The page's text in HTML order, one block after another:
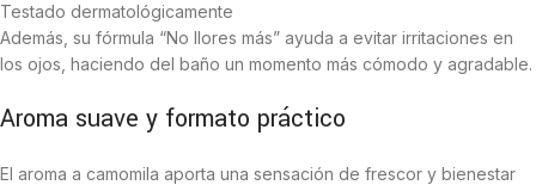
Testado dermatológicamente
Además, su fórmula “No llores más” ayuda a evitar irritaciones en
los ojos, haciendo del baño un momento más cómodo y agradable.
Aroma suave y formato práctico
El aroma a camomila aporta una sensación de frescor y bienestar